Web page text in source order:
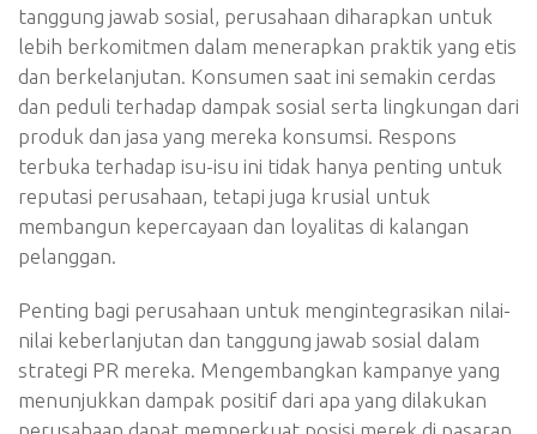
tanggung jawab sosial, perusahaan diharapkan untuk
lebih berkomitmen dalam menerapkan praktik yang etis
dan berkelanjutan. Konsumen saat ini semakin cerdas
dan peduli terhadap dampak sosial serta lingkungan dari
produk dan jasa yang mereka konsumsi. Respons
terbuka terhadap isu-isu ini tidak hanya penting untuk
reputasi perusahaan, tetapi juga krusial untuk
membangun kepercayaan dan loyalitas di kalangan
pelanggan.
Penting bagi perusahaan untuk mengintegrasikan nilai-
nilai keberlanjutan dan tanggung jawab sosial dalam
strategi PR mereka. Mengembangkan kampanye yang
menunjukkan dampak positif dari apa yang dilakukan